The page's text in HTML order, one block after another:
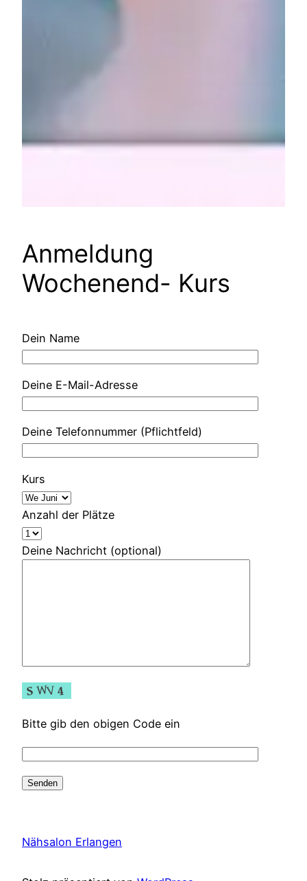
Anmeldung
Wochenend- Kurs
Dein Name
Deine E-Mail-Adresse
Deine Telefonnummer (Pflichtfeld)
Kurs
Anzahl der Plätze
Deine Nachricht (optional)
Bitte gib den obigen Code ein
Nähsalon Erlangen